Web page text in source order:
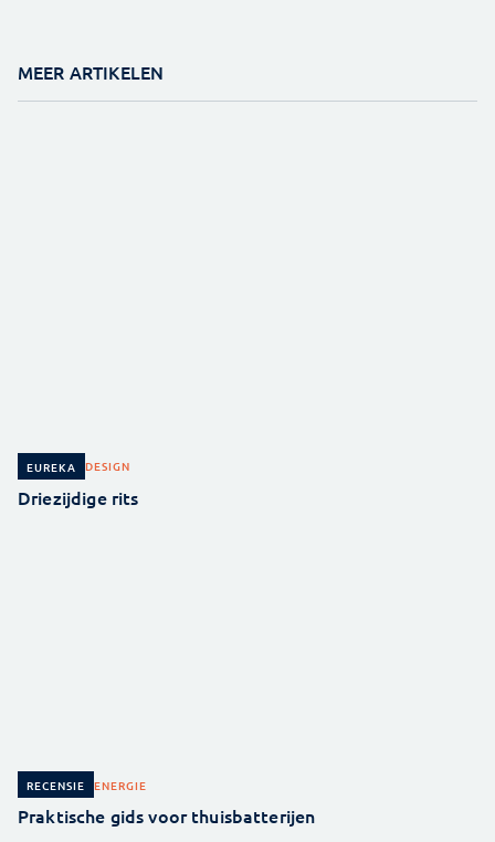
MEER ARTIKELEN
EUREKA DESIGN
Driezijdige rits
RECENSIE ENERGIE
Praktische gids voor thuisbatterijen